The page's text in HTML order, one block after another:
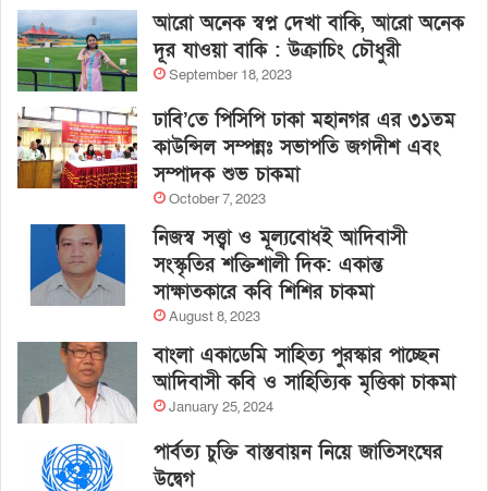
আরো অনেক স্বপ্ন দেখা বাকি, আরো অনেক
দূর যাওয়া বাকি : উক্রাচিং চৌধুরী
September 18, 2023
ঢাবি’তে পিসিপি ঢাকা মহানগর এর ৩১তম
কাউন্সিল সম্পন্নঃ সভাপতি জগদীশ এবং
সম্পাদক শুভ চাকমা
October 7, 2023
নিজস্ব সত্ত্বা ও মূল্যবোধই আদিবাসী
সংস্কৃতির শক্তিশালী দিক: একান্ত
সাক্ষাতকারে কবি শিশির চাকমা
August 8, 2023
বাংলা একাডেমি সাহিত্য পুরস্কার পাচ্ছেন
আদিবাসী কবি ও সাহিত্যিক মৃত্তিকা চাকমা
January 25, 2024
পার্বত্য চুক্তি বাস্তবায়ন নিয়ে জাতিসংঘের
উদ্বেগ